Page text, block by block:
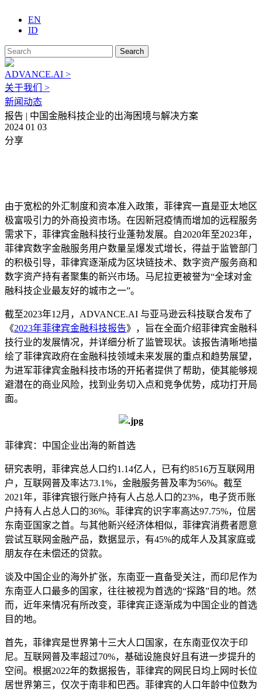
EN
ID
Search
ADVANCE.AI >
关于我们 >
新闻动态
报告 | 中国金融科技企业的出海困境与解决方案
2024 01 03
分享
由于宽松的外汇制度和资本准入政策，菲律宾一直是亚太地区
极富吸引力的外商投资市场。在因新冠疫情而增加的远程服务
需求下，菲律宾金融科技行业蓬勃发展。自2020年至2023年，
菲律宾数字金融服务用户数量呈爆发式增长，得益于监管部门
的积极引导，菲律宾逐渐成为区块链技术、数字资产服务商和
数字资产持有者聚集的新兴市场。马尼拉更被誉为“全球对金
融科技企业最友好的城市之一”。
截至2023年12月，ADVANCE.AI 与亚马逊云科技联合发布了
《2023年菲律宾金融科技报告》，旨在全面介绍菲律宾金融科
技行业的发展情况，并详细分析了监管现状。该报告清晰地描
绘了菲律宾政府在金融科技领域未来发展的重点和趋势展望，
为进军菲律宾金融科技市场的开拓者提供了帮助，使其能够规
避潜在的商业风险，找到业务切入点和竞争优势，成功打开局
面。
菲律宾：中国企业出海的新首选
研究表明，菲律宾总人口约1.14亿人，已有约8516万互联网用
户，互联网普及率达73.1%，金融服务普及率为56%。截至
2021年，菲律宾银行账户持有人占总人口的23%，电子货币账
户持有人占总人口的36%。菲律宾的识字率高达97.75%，位居
东南亚国家之首。与其他新兴经济体相似，菲律宾消费者愿意
尝试互联网金融产品，数据显示，有45%的成年人及其家庭或
朋友存在未偿还的贷款。
谈及中国企业的海外扩张，东南亚一直备受关注，而印尼作为
东南亚人口最多的国家，往往被视为首选的“探路”目的地。然
而，近年来情况有所改变，菲律宾正逐渐成为中国企业的首选
目的地。
首先，菲律宾是世界第十三大人口国家，在东南亚仅次于印
尼。互联网普及率超过70%，基础设施良好且有进一步提升的
空间。根据2022年的数据报告，菲律宾的网民日均上网时长位
居世界第三，仅次于南非和巴西。菲律宾的人口年龄中位数为